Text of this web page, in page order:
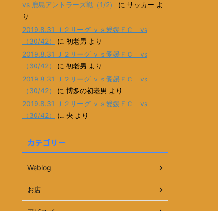
vs 鹿島アントラーズ戦（1/2）
に サッカー よ
り
2019.8.31 Ｊ２リーグ ｖｓ愛媛ＦＣ vs
（30/42）
に 初老男 より
2019.8.31 Ｊ２リーグ ｖｓ愛媛ＦＣ vs
（30/42）
に 初老男 より
2019.8.31 Ｊ２リーグ ｖｓ愛媛ＦＣ vs
（30/42）
に 博多の初老男 より
2019.8.31 Ｊ２リーグ ｖｓ愛媛ＦＣ vs
（30/42）
に 央 より
カテゴリー
Weblog
お店